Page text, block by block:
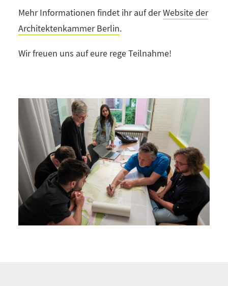
Mehr Informationen findet ihr auf derWebsite der
Architektenkammer Berlin.
Wir freuen uns auf eure rege Teilnahme!